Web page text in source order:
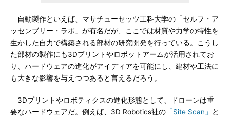
自動製作といえば、マサチューセッツ工科大学の「セルフ・ア
ッセンブリー・ラボ」が有名だが、ここでは材質や力学の特性を
生かした自力で構築される部材の研究開発を行っている。こうし
た部材の製作にも3Dプリントやロボットアームが活用されてお
り、ハードウェアの進化がアイディアを可能にし、建材や工法に
も大きな影響を与えつつあると言えるだろう。
3Dプリントやロボティクスの進化形態として、ドローンは重
要なハードウェアだ。例えば、3D Robotics社の 「Site Scan」
と